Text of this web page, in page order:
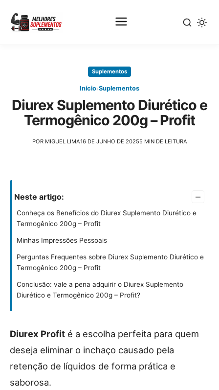
principal
Suplementos
Início›Suplementos
Diurex Suplemento Diurético e
Termogênico 200g – Profit
POR MIGUEL LIMA16 DE JUNHO DE 20255 MIN DE LEITURA
Neste artigo: –
Conheça os Benefícios do Diurex Suplemento Diurético e
Termogênico 200g – Profit
Minhas Impressões Pessoais
Perguntas Frequentes sobre Diurex Suplemento Diurético e
Termogênico 200g – Profit
Conclusão: vale a pena adquirir o Diurex Suplemento
Diurético e Termogênico 200g – Profit?
Diurex Profit é a escolha perfeita para quem
deseja eliminar o inchaço causado pela
retenção de líquidos de forma prática e
saborosa.